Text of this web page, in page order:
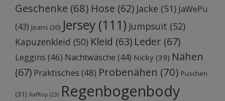
Geschenke (68) Hose (62) Jacke (51) JaWePu
(43) Jeans (30) Jersey (111) Jumpsuit (52)
Kapuzenkleid (50) Kleid (63) Leder (67)
Leggins (46) Nachtwäsche (44) Nicky (39) Nähen
(67) Praktisches (48) Probenähen (70) Puschen
(31) Rafftop (23) Regenbogenbody